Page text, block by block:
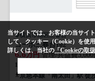
横浜市南区三春台
コーポ三春台102
6.6万円管理/共益費3,000
1階 / 34.70㎡ / 2K /築40年
京急本線「南太田」駅 徒
当サイトでは、お客様の当サイ
して、クッキー（Cookie）を使
詳しくは、当社の「Cookieの取